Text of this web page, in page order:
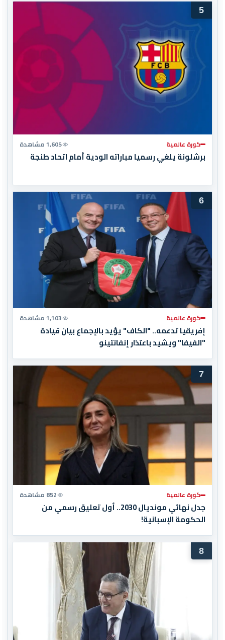
5
كورة عالمية 1,605 مشاهدة
برشلونة يلغي رسميا مباراته الودية أمام اتحاد طنجة
6
كورة عالمية 1,103 مشاهدة
إفريقيا تدعمه.. "الكاف" يؤيد بالإجماع بيان قيادة
"الفيفا" ويشيد باعتذار إنفانتينو
7
كورة عالمية 852 مشاهدة
جدل نهائي مونديال 2030.. أول تعليق رسمي من
الحكومة الإسبانية!
8